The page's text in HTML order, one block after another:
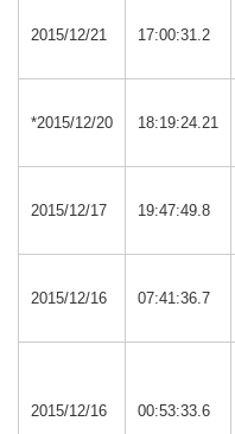
2015/12/21 17:00:31.2
*2015/12/20 18:19:24.21
2015/12/17 19:47:49.8
2015/12/16 07:41:36.7
2015/12/16 00:53:33.6